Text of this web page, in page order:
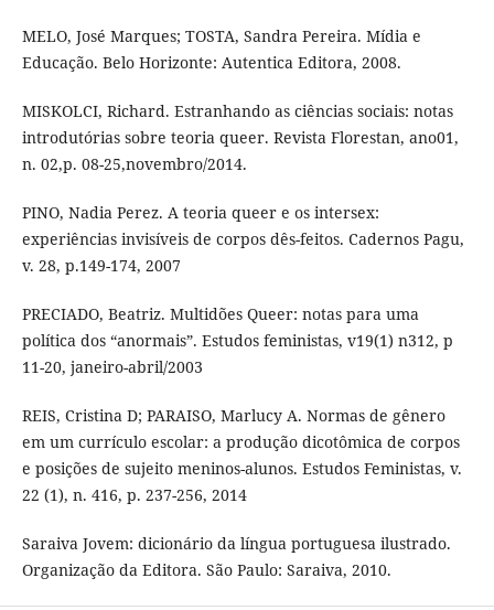
MELO, José Marques; TOSTA, Sandra Pereira. Mídia e
Educação. Belo Horizonte: Autentica Editora, 2008.
MISKOLCI, Richard. Estranhando as ciências sociais: notas
introdutórias sobre teoria queer. Revista Florestan, ano01,
n. 02,p. 08-25,novembro/2014.
PINO, Nadia Perez. A teoria queer e os intersex:
experiências invisíveis de corpos dês-feitos. Cadernos Pagu,
v. 28, p.149-174, 2007
PRECIADO, Beatriz. Multidões Queer: notas para uma
política dos “anormais”. Estudos feministas, v19(1) n312, p
11-20, janeiro-abril/2003
REIS, Cristina D; PARAISO, Marlucy A. Normas de gênero
em um currículo escolar: a produção dicotômica de corpos
e posições de sujeito meninos-alunos. Estudos Feministas, v.
22 (1), n. 416, p. 237-256, 2014
Saraiva Jovem: dicionário da língua portuguesa ilustrado.
Organização da Editora. São Paulo: Saraiva, 2010.